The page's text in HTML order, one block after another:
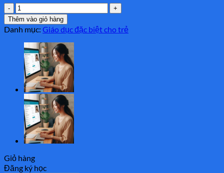
Dạy
nói
từ
cho
trẻ
loạn
phát
triển
lượng
Thêm vào giỏ hàng
Danh mục: Giáo dục đặc biệt cho trẻ
Giỏ hàng
Đăng ký học